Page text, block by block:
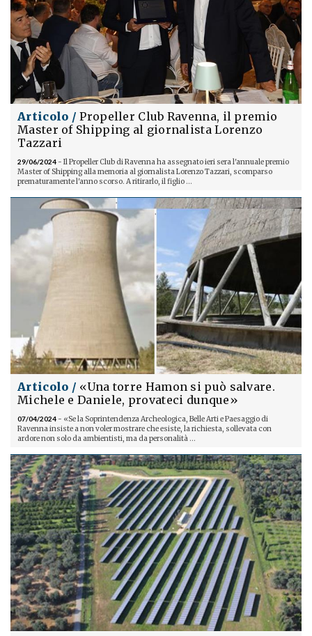
Articolo / Propeller Club Ravenna, il premio
Master of Shipping al giornalista Lorenzo
Tazzari
29/06/2024 - Il Propeller Club di Ravenna ha assegnato ieri sera l'annuale premio
Master of Shipping alla memoria al giornalista Lorenzo Tazzari, scomparso
prematuramente l'anno scorso. A ritirarlo, il figlio ...
Articolo / «Una torre Hamon si può salvare.
Michele e Daniele, provateci dunque»
07/04/2024 - «Se la Soprintendenza Archeologica, Belle Arti e Paesaggio di
Ravenna insiste a non voler mostrare che esiste, la richiesta, sollevata con
ardore non solo da ambientisti, ma da personalità ...